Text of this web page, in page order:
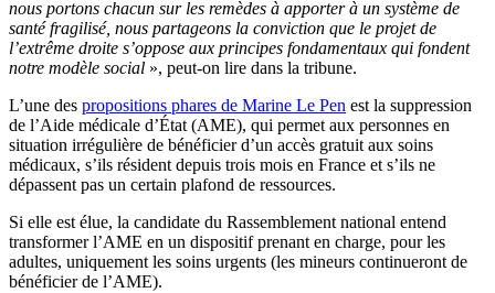
nous portons chacun sur les remèdes à apporter à un système de
santé fragilisé, nous partageons la conviction que le projet de
l’extrême droite s’oppose aux principes fondamentaux qui fondent
notre modèle social », peut-on lire dans la tribune.
L’une des propositions phares de Marine Le Pen est la suppression
de l’Aide médicale d’État (AME), qui permet aux personnes en
situation irrégulière de bénéficier d’un accès gratuit aux soins
médicaux, s’ils résident depuis trois mois en France et s’ils ne
dépassent pas un certain plafond de ressources.
Si elle est élue, la candidate du Rassemblement national entend
transformer l’AME en un dispositif prenant en charge, pour les
adultes, uniquement les soins urgents (les mineurs continueront de
bénéficier de l’AME).